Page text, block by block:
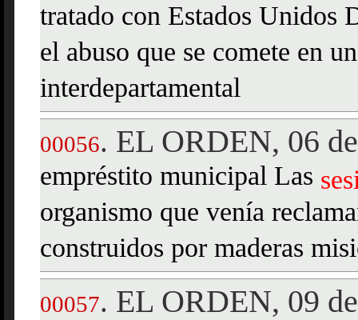
tratado con Estados Unidos
el abuso que se comete en
interdepartamental
00056. EL ORDEN, 06
empréstito municipal Las
organismo que venía
construidos por maderas
00057. EL ORDEN, 09